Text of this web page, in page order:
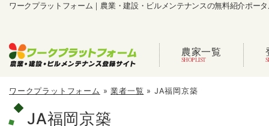
ワークプラットフォーム｜農業・建設・ビルメンテナンスの無料紹介ポー
農家一覧
ワークプラットフォーム »業者一覧 » JA福岡京築
JA福岡京築